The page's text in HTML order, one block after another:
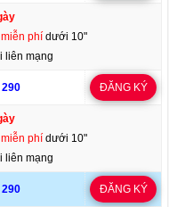
miễn phídưới 10"
liên mạng
290 ĐĂNG KÝ
miễn phídưới 10"
liên mạng
290 ĐĂNG KÝ